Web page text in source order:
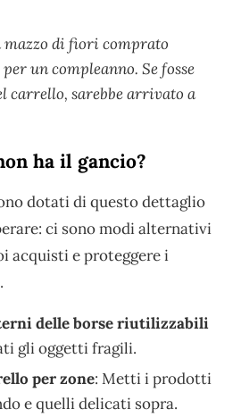
mazzo di fiori comprato
un compleanno. Se fosse
carrello, sarebbe arrivato a
ha il gancio?
dotati di questo dettaglio
ci sono modi alternativi
acquisti e proteggere i
delle borse riutilizzabili
gli oggetti fragili.
per zone: Metti i prodotti
e quelli delicati sopra.